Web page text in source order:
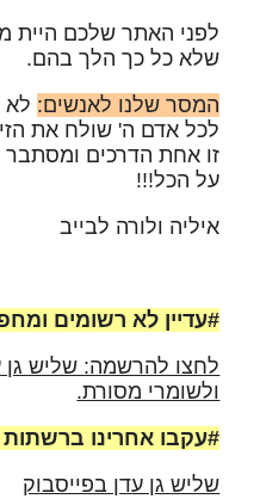
לפני האתר שלכם היית
שלא כל כך הלך בהם.
המסר שלנו לאנשים: לא
לכל אדם ה' שולח את
זו אחת הדרכים
על הכל!!!
איליה ולורה לבייב
#עדיין לא רשומים
לחצו להרשמה: שליש גן
ולשומרי מסורת.
#עקבו אחרינו
שליש גן עדן בפייסבוק